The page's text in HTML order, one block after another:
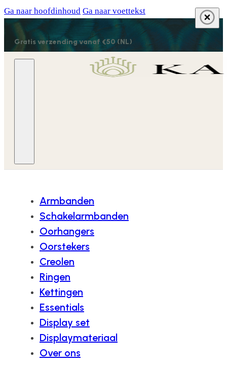
Ga naar hoofdinhoud Ga naar voettekst
Gratis verzending vanaf €50 (NL)
Armbanden
Schakelarmbanden
Oorhangers
Oorstekers
Creolen
Ringen
Kettingen
Essentials
Display set
Displaymateriaal
Over ons